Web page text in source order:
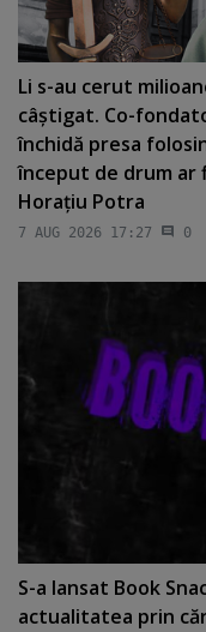
Li s-au cerut
câştigat. Co-
închidă presa
început de drum ar
Horaţiu Potra
7 AUG 2026 17:27 0
S-a lansat Book
actualitatea prin